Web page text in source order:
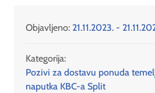
Objavljeno: 21.11.2023. -
Kategorija:
Pozivi za dostavu ponuda
naputka KBC-a Split